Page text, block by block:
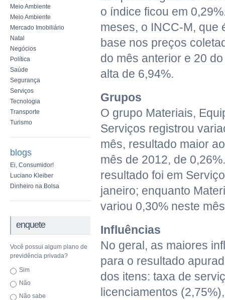
Meio Ambiente
Meio Ambiente
Mercado Imobiliário
Natal
Negócios
Política
Saúde
Segurança
Serviços
Tecnologia
Transporte
Turismo
blogs
Ei, Consumidor!
Luciano Kleiber
Dinheiro na Bolsa
enquete
Você possui algum plano de
previdência privada?
Sim
Não
Não sabe
o índice ficou em
meses, o INCC-M, que
base nos preços
do mês anterior e 20
alta de 6,94%.
Grupos
O grupo Materiais,
Serviços registrou
mês, resultado maior
mês de 2012, de
resultado foi em
janeiro; enquanto
variou 0,30% neste
Influências
No geral, as maiores
para o resultado
dos itens: taxa de
licenciamentos